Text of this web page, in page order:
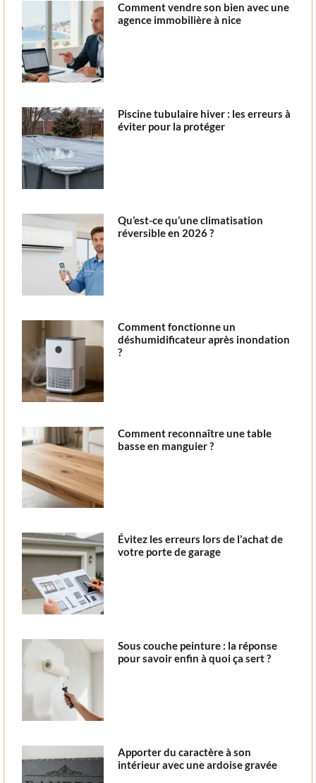
Comment vendre son bien avec une
agence immobilière à nice
Piscine tubulaire hiver : les erreurs à
éviter pour la protéger
Qu’est-ce qu’une climatisation
réversible en 2026 ?
Comment fonctionne un
déshumidificateur après inondation
?
Comment reconnaître une table
basse en manguier ?
Évitez les erreurs lors de l’achat de
votre porte de garage
Sous couche peinture : la réponse
pour savoir enfin à quoi ça sert ?
Apporter du caractère à son
intérieur avec une ardoise gravée